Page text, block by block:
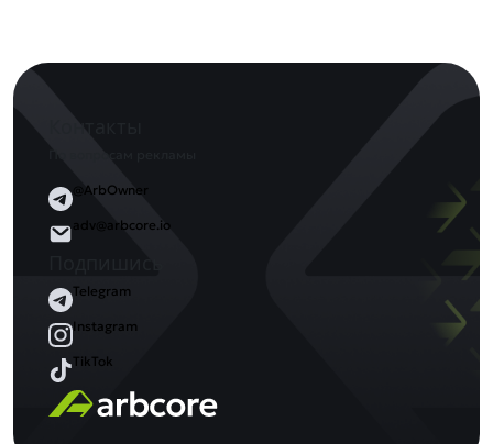
@ArbOwner
adv@arbcore.io
Telegram
Instagram
TikTok